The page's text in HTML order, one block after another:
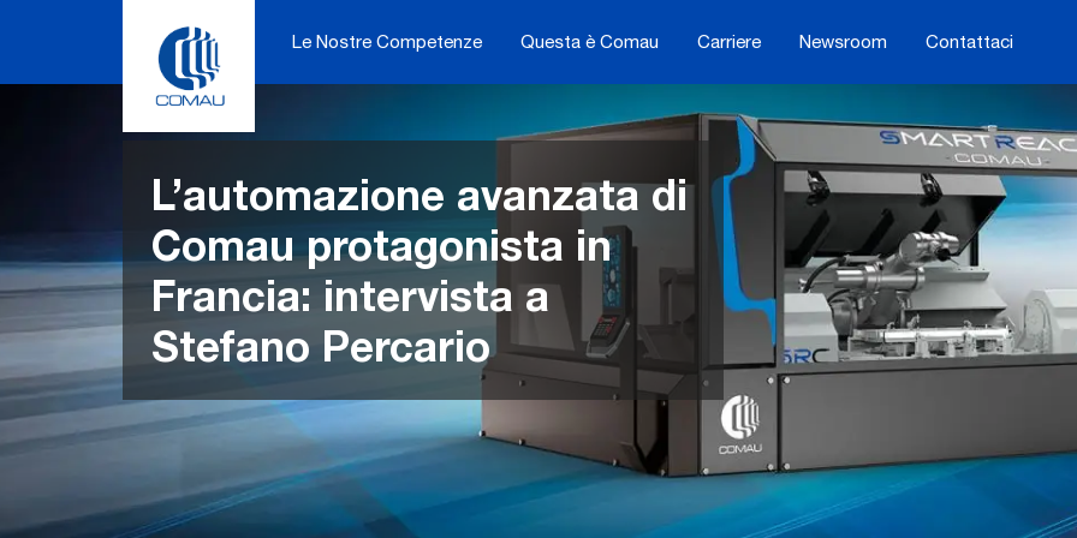
Le Nostre Competenze Questa è Comau Carriere Newsroom Contattaci
L’automazione avanzata di
Comau protagonista in
Francia: intervista a
Stefano Percario